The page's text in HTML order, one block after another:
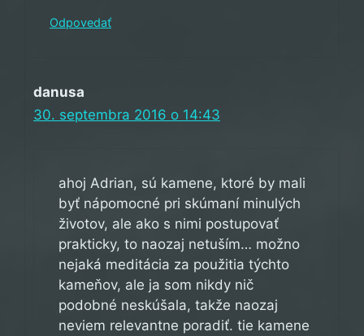
Odpovedať
danusa
30. septembra 2016 o 14:43
ahoj Adrian, sú kamene, ktoré by mali
byť nápomocné pri skúmaní minulých
životov, ale ako s nimi postupovať
prakticky, to naozaj netuším… možno
nejaká meditácia za použitia týchto
kameňov, ale ja som nikdy nič
podobné neskúšala, takže naozaj
neviem relevantne poradiť. tie kamene